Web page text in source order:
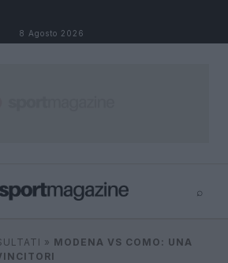
8 Agosto 2026
⌕
⌕
» MODENA VS COMO: UNA